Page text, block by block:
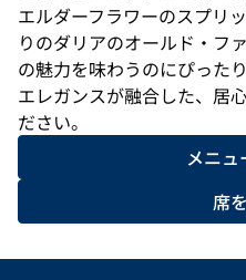
エルダーフラワーのスプリ
りのダリアのオールド・フ
の魅力を味わうのにぴった
エレガンスが融合した、居
ださい。
メニ
席